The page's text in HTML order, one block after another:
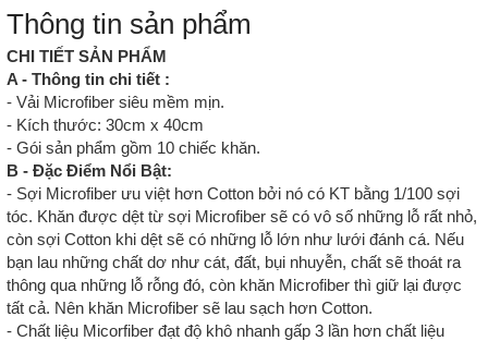
Thông tin sản phẩm
CHI TIẾT SẢN PHẨM
A - Thông tin chi tiết :
- Vải Microfiber siêu mềm mịn.
- Kích thước: 30cm x 40cm
- Gói sản phẩm gồm 10 chiếc khăn.
B - Đặc Điểm Nổi Bật:
- Sợi Microfiber ưu việt hơn Cotton bởi nó có KT bằng 1/100 sợi
tóc. Khăn được dệt từ sợi Microfiber sẽ có vô số những lỗ rất nhỏ,
còn sợi Cotton khi dệt sẽ có những lỗ lớn như lưới đánh cá. Nếu
bạn lau những chất dơ như cát, đất, bụi nhuyễn, chất sẽ thoát ra
thông qua những lỗ rỗng đó, còn khăn Microfiber thì giữ lại được
tất cả. Nên khăn Microfiber sẽ lau sạch hơn Cotton.
- Chất liệu Micorfiber đạt độ khô nhanh gấp 3 lần hơn chất liệu